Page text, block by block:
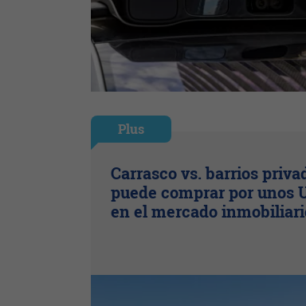
Plus
Carrasco vs. barrios
puede comprar por unos
en el mercado